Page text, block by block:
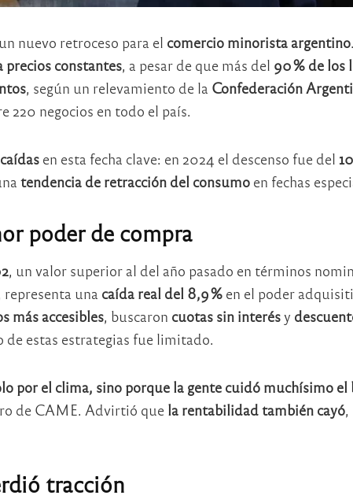
nuevo retroceso para el comercio minorista argentino
precios constantes, a pesar de que más del 90 % de los
, según un relevamiento de la Confederación
220 negocios en todo el país.
en esta fecha clave: en 2024 el descenso fue del
tendencia de retracción del consumoen fechas
poder de compra
, un valor superior al del año pasado en términos
representa una caída real del 8,9 %en el poder
más accesibles, buscaron cuotas sin interésy
de estas estrategias fue limitado.
por el clima, sino porque la gente cuidó muchísimo
de CAME. Advirtió que la rentabilidad también cayó,
tracción